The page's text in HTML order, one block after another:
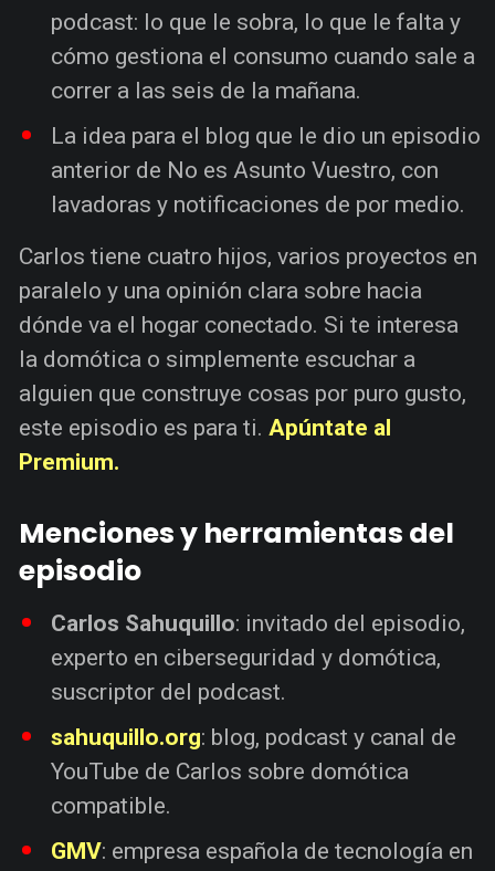
podcast: lo que le sobra, lo que le falta y
cómo gestiona el consumo cuando sale a
correr a las seis de la mañana.
La idea para el blog que le dio un episodio
anterior de No es Asunto Vuestro, con
lavadoras y notificaciones de por medio.
Carlos tiene cuatro hijos, varios proyectos en
paralelo y una opinión clara sobre hacia
dónde va el hogar conectado. Si te interesa
la domótica o simplemente escuchar a
alguien que construye cosas por puro gusto,
este episodio es para ti. Apúntate al
Premium.
Menciones y herramientas del
episodio
Carlos Sahuquillo: invitado del episodio,
experto en ciberseguridad y domótica,
suscriptor del podcast.
sahuquillo.org: blog, podcast y canal de
YouTube de Carlos sobre domótica
compatible.
GMV: empresa española de tecnología en